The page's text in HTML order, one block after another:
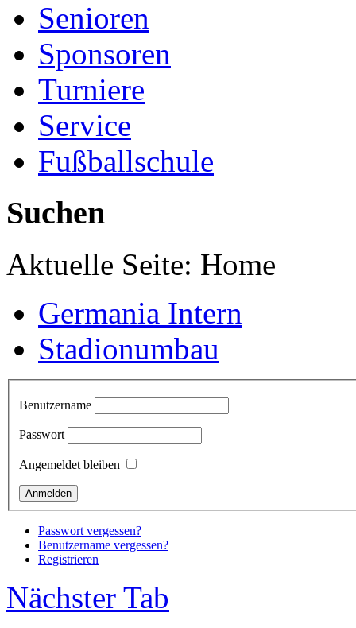
Senioren
Sponsoren
Turniere
Service
Fußballschule
Suchen
Aktuelle Seite: Home
Germania Intern
Stadionumbau
Benutzername
Passwort
Angemeldet bleiben
Passwort vergessen?
Benutzername vergessen?
Registrieren
Nächster Tab